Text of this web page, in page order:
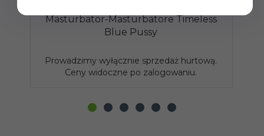
Masturbator-Masturbatore Timeless
Blue Pussy
Prowadzimy wyłącznie sprzedaż hurtową.
Ceny widoczne po zalogowaniu.